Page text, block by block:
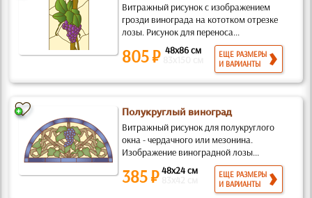
Витражный рисунок с изображением
грозди винограда на кототком отрезке
лозы. Рисунок для переноса...
805 ₽ 48x86 см
ЕЩЕ РАЗМЕРЫ
И ВАРИАНТЫ
Полукруглый виноград
Витражный рисунок для полукруглого
окна - чердачного или мезонина.
Изображение виноградной лозы...
385 ₽48x24 см
ЕЩЕ РАЗМЕРЫ
И ВАРИАНТЫ